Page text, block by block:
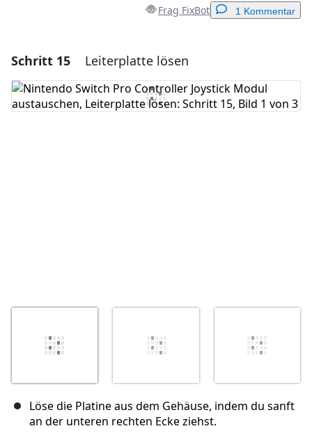
Frag FixBot 1 Kommentar
Einen Kommentar hinzufügen
Kommentar hinzufügen
Schritt 15 Leiterplatte lösen
Löse die Platine aus dem Gehäuse, indem du sanft
an der unteren rechten Ecke ziehst.